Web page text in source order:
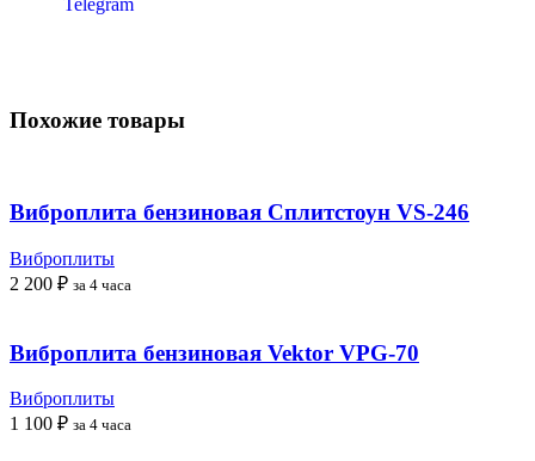
Telegram
Похожие товары
Виброплита бензиновая Сплитстоун VS-246
Виброплиты
2 200 ₽ за 4 часа
Виброплита бензиновая Vektor VPG-70
Виброплиты
1 100 ₽ за 4 часа